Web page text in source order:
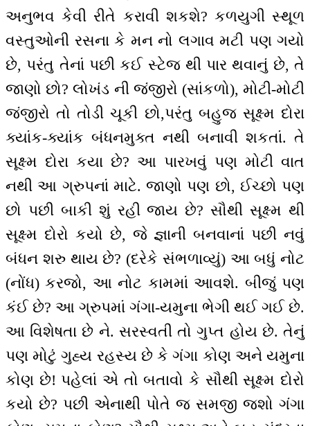
અનુભવ કેવી રીતે કરાવી શકશે? કળયુગી સ્થૂળ
વસ્તુઓની રસના કે મન નો લગાવ મટી પણ ગયો
છે, પરંતુ તેનાં પછી કઈ સ્ટેજ થી પાર થવાનું છે, તે
જાણો છો? લોખંડ ની જંજીરો (સાંકળો), મોટી-મોટી
જંજીરો તો તોડી ચૂકી છો,પરંતુ બહુજ સૂક્ષ્મ દોરા
ક્યાંક-ક્યાંક બંધનમુક્ત નથી બનાવી શકતાં. તે
સૂક્ષ્મ દોરા કયા છે? આ પારખવું પણ મોટી વાત
નથી આ ગ્રુપનાં માટે. જાણો પણ છો, ઈચ્છો પણ
છો પછી બાકી શું રહી જાય છે? સૌથી સૂક્ષ્મ થી
સૂક્ષ્મ દોરો કયો છે, જે જ્ઞાની બનવાનાં પછી નવું
બંધન શરુ થાય છે? (દરેકે સંભળાવ્યું) આ બધું નોટ
(નોંધ) કરજો, આ નોટ કામમાં આવશે. બીજું પણ
કંઈ છે? આ ગ્રુપમાં ગંગા-યમુના ભેગી થઈ ગઈ છે.
આ વિશેષતા છે ને. સરસ્વતી તો ગુપ્ત હોય છે. તેનું
પણ મોટું ગુહ્ય રહસ્ય છે કે ગંગા કોણ અને યમુના
કોણ છે! પહેલાં એ તો બતાવો કે સૌથી સૂક્ષ્મ દોરો
કયો છે? પછી એનાથી પોતે જ સમજી જશો ગંગા